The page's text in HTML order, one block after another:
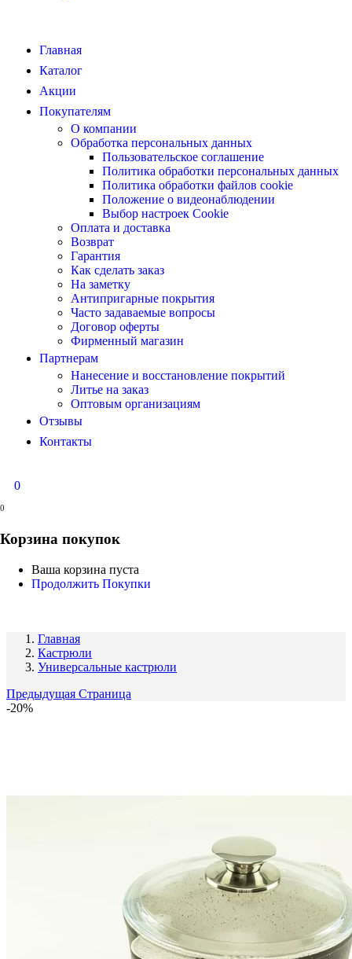
Главная
Каталог
Акции
Покупателям
О компании
Обработка персональных данных
Пользовательское соглашение
Политика обработки персональных данных
Политика обработки файлов cookie
Положение о видеонаблюдении
Выбор настроек Cookie
Оплата и доставка
Возврат
Гарантия
Как сделать заказ
На заметку
Антипригарные покрытия
Часто задаваемые вопросы
Договор оферты
Фирменный магазин
Партнерам
Нанесение и восстановление покрытий
Литье на заказ
Оптовым организациям
Отзывы
Контакты
0
0
Корзина покупок
Ваша корзина пуста
Продолжить Покупки
Главная
Кастрюли
Универсальные кастрюли
Предыдущая Страница
-20%